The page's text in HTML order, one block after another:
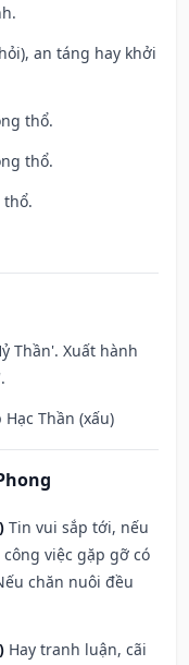
an táng hay khởi
thổ.
thổ.
thổ.
Thần'. Xuất hành
Thần (xấu)
Tin vui sắp tới, nếu
việc gặp gỡ có
chăn nuôi đều
Hay tranh luận, cãi